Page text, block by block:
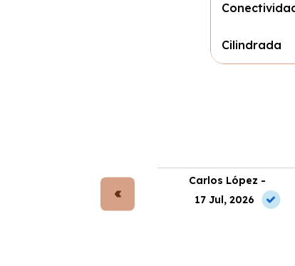
Cilindrada
Carlos López -
17 Jul, 2026